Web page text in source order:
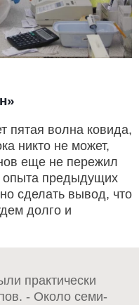
пятая волна ковида,
никто не может,
еще не пережил
опыта предыдущих
сделать вывод, что
долго и
практически
- Около семи-